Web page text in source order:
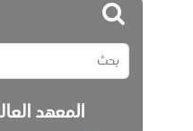
المعهد